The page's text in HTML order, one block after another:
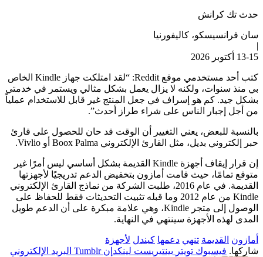
حدث تك كرانش
سان فرانسيسكو، كاليفورنيا
|
13-15 أكتوبر 2026
كتب أحد مستخدمي موقع Reddit: “لقد امتلكت جهاز Kindle الخاص
بي منذ سنوات، ولكنه لا يزال يعمل بشكل مثالي ويستمر في خدمتي
بشكل جيد. كم هو إسراف في جعل المنتج غير قابل للاستخدام عملياً
من أجل إجبار الناس على شراء طراز أحدث”.
بالنسبة للبعض، يعني التغيير أن الوقت قد حان للحصول على قارئ
حبر إلكتروني بديل، مثل القارئ الإلكتروني Boox Palma أو Vivlio.
إن قرار إيقاف أجهزة Kindle القديمة بشكل أساسي ليس أمرًا غير
متوقع تمامًا، حيث قامت أمازون بتخفيض الدعم تدريجيًا لأجهزتها
القديمة. في عام 2016، طلبت الشركة من نماذج القارئ الإلكتروني
Kindle من عام 2012 وما قبله تثبيت التحديثات فقط للحفاظ على
الوصول إلى متجر Kindle، وهي علامة مبكرة على أن الدعم طويل
المدى لهذه الأجهزة سينتهي في النهاية.
أمازون القديمة تنهي دعمها كيندل لأجهزة
شاركها. فيسبوك تويتر بينتيريست لينكدإن Tumblr البريد الإلكتروني